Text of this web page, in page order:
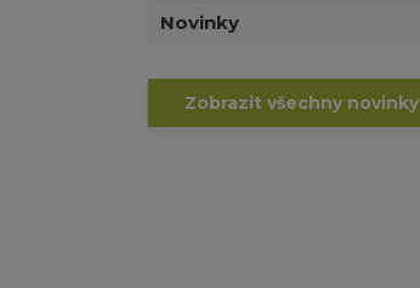
Novinky
Zobrazit všechny novinky